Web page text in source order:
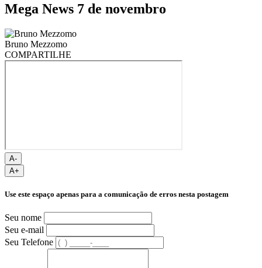
Mega News 7 de novembro
Bruno Mezzomo
COMPARTILHE
A-
A+
Use este espaço apenas para a comunicação de erros nesta postagem
Seu nome
Seu e-mail
Seu Telefone